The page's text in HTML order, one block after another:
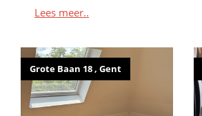
Lees meer..
Grote Baan 18 , Gent